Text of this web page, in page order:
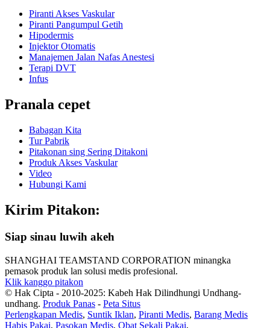
Piranti Akses Vaskular
Piranti Pangumpul Getih
Hipodermis
Injektor Otomatis
Manajemen Jalan Nafas Anestesi
Terapi DVT
Infus
Pranala cepet
Babagan Kita
Tur Pabrik
Pitakonan sing Sering Ditakoni
Produk Akses Vaskular
Video
Hubungi Kami
Kirim Pitakon:
Siap sinau luwih akeh
SHANGHAI TEAMSTAND CORPORATION minangka
pemasok produk lan solusi medis profesional.
Klik kanggo pitakon
© Hak Cipta - 2010-2025: Kabeh Hak Dilindhungi Undhang-
undhang. Produk Panas - Peta Situs
Perlengkapan Medis, Suntik Iklan, Piranti Medis, Barang Medis
Habis Pakai, Pasokan Medis, Obat Sekali Pakai,